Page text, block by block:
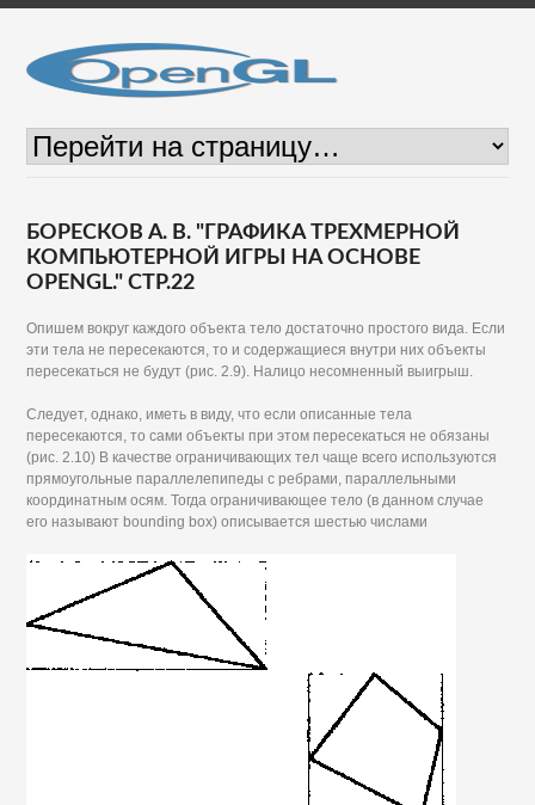
БОРЕСКОВ А. В. "ГРАФИКА ТРЕХМЕРНОЙ
КОМПЬЮТЕРНОЙ ИГРЫ НА ОСНОВЕ
OPENGL." СТР.22
Опишем вокруг каждого объекта тело достаточно простого вида. Если
эти тела не пересекаются, то и содержащиеся внутри них объекты
пересекаться не будут (рис. 2.9). Налицо несомненный выигрыш.
Следует, однако, иметь в виду, что если описанные тела
пересекаются, то сами объекты при этом пересекаться не обязаны
(рис. 2.10) В качестве ограничивающих тел чаще всего используются
прямоугольные параллелепипеды с ребрами, параллельными
координатным осям. Тогда ограничивающее тело (в данном случае
его называют bounding box) описывается шестью числами